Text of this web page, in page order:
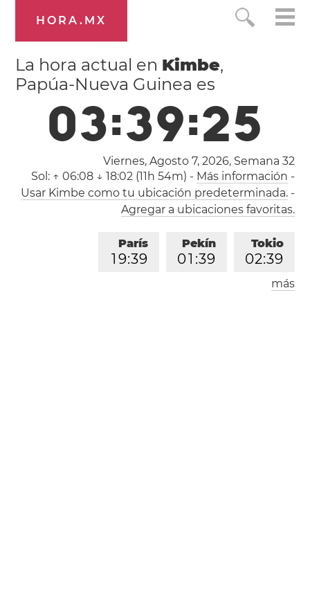
HORA.MX
La hora actual en Kimbe,
Papúa-Nueva Guinea es
03:39:26
Viernes, Agosto 7, 2026, Semana 32
Sol: ↑ 06:08 ↓ 18:02 (11h 54m) - Más información -
Usar Kimbe como tu ubicación predeterminada.-
Agregar a ubicaciones favoritas.
Tokio
02:39
Pekín
01 :39
París
1 9:39
Londres
más